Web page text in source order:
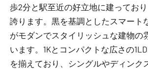
歩2分と駅至近の好立地に建ってお
誇ります。黒を基調としたスマート
がモダンでスタイリッシュな建物の
います。1Kとコンパクトな広さの
を揃えており、シングルやディンク